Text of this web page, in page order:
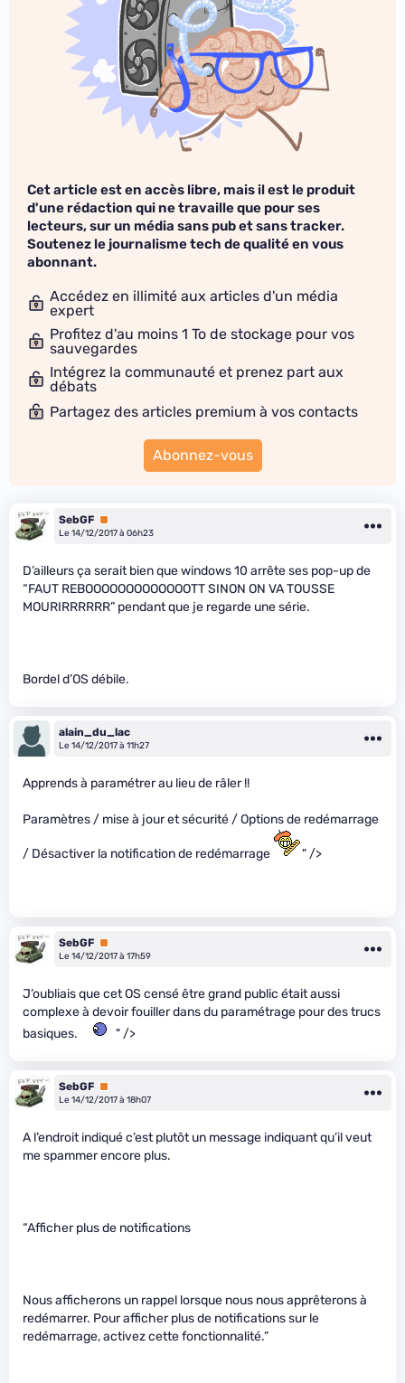
Cet article est en accès libre, mais il est le produit
d'une rédaction qui ne travaille que pour ses
lecteurs, sur un média sans pub et sans tracker.
Soutenez le journalisme tech de qualité en vous
abonnant.
Accédez en illimité aux articles d'un média
expert
Profitez d'au moins 1 To de stockage pour vos
sauvegardes
Intégrez la communauté et prenez part aux
débats
Partagez des articles premium à vos contacts
Abonnez-vous
SebGF Premium
Le 14/12/2017 à 06h23
D’ailleurs ça serait bien que windows 10 arrête ses pop-up de
“FAUT REBOOOOOOOOOOOOOTT SINON ON VA TOUSSE
MOURIRRRRRR” pendant que je regarde une série.
Bordel d’OS débile.
alain_du_lac
Le 14/12/2017 à 11h27
Apprends à paramétrer au lieu de râler !!
Paramètres / mise à jour et sécurité / Options de redémarrage
/ Désactiver la notification de redémarrage " />
SebGF Premium
Le 14/12/2017 à 17h59
J’oubliais que cet OS censé être grand public était aussi
complexe à devoir fouiller dans du paramétrage pour des trucs
basiques.
" />
SebGF Premium
Le 14/12/2017 à 18h07
A l’endroit indiqué c’est plutôt un message indiquant qu’il veut
me spammer encore plus.
“Afficher plus de notifications
Nous afficherons un rappel lorsque nous nous apprêterons à
redémarrer. Pour afficher plus de notifications sur le
redémarrage, activez cette fonctionnalité.”